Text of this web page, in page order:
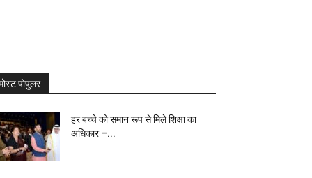
पोपुलर
हर बच्चे को समान रूप से मिले शिक्षा का
अधिकार –...